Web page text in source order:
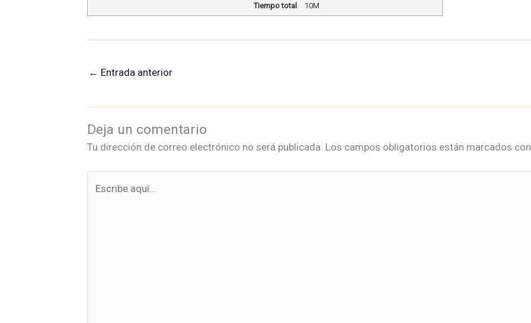
Tiempo total 10M
← Entrada anterior
Deja un comentario
Tu dirección de correo electrónico no será publicada. Los campos obligatorios están marcados